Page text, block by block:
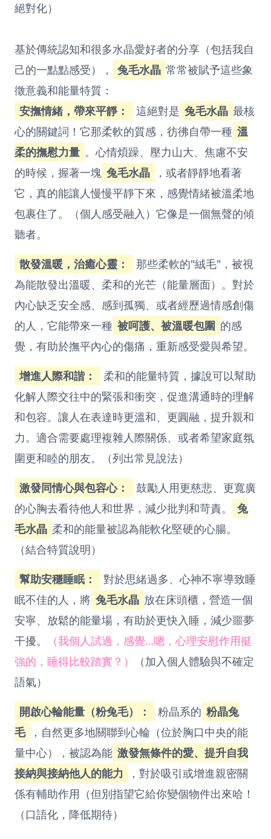
絕對化）
基於傳統認知和很多水晶愛好者的分享（包括我自
己的一點點感受），
兔毛水晶 常常被賦予這些象
徵意義和能量特質：
安撫情緒，帶來平靜：
這絕對是 兔毛水晶 最核
心的關鍵詞！它那柔軟的質感，彷彿自帶一種 溫
柔的撫慰力量 。心情煩躁、壓力山大、焦慮不安
的時候，握著一塊 兔毛水晶
，或者靜靜地看著
它，真的能讓人慢慢平靜下來，感覺情緒被溫柔地
包裹住了。（個人感受融入）它像是一個無聲的傾
聽者。
散發溫暖，治癒心靈：
那些柔軟的"絨毛"，被視
為能散發出溫暖、柔和的光芒（能量層面）。對於
內心缺乏安全感、感到孤獨、或者經歷過情感創傷
的人，它能帶來一種 被呵護、被溫暖包圍 的感
覺，有助於撫平內心的傷痛，重新感受愛與希望。
增進人際和諧：
柔和的能量特質，據說可以幫助
化解人際交往中的緊張和衝突，促進溝通時的理解
和包容。讓人在表達時更溫和、更圓融，提升親和
力。適合需要處理複雜人際關係、或者希望家庭氛
圍更和睦的朋友。（列出常見說法）
激發同情心與包容心：
鼓勵人用更慈悲、更寬廣
的心胸去看待他人和世界，減少批判和苛責。
兔
毛水晶 柔和的能量被認為能軟化堅硬的心腸。
（結合特質說明）
幫助安穩睡眠：
對於思緒過多、心神不寧導致睡
眠不佳的人，將 兔毛水晶 放在床頭櫃，營造一個
安寧、放鬆的能量場，有助於更快入睡，減少噩夢
干擾。
（我個人試過，感覺…嗯，心理安慰作用挺
強的，睡得比較踏實？）
（加入個人體驗與不確定
語氣）
開啟心輪能量（粉兔毛）： 粉晶系的 粉晶兔
毛
，自然更多地關聯到心輪（位於胸口中央的能
量中心），被認為能 激發無條件的愛、提升自我
接納與接納他人的能力
，對於吸引或增進親密關
係有輔助作用（但別指望它給你變個物件出來哈！
（口語化，降低期待）